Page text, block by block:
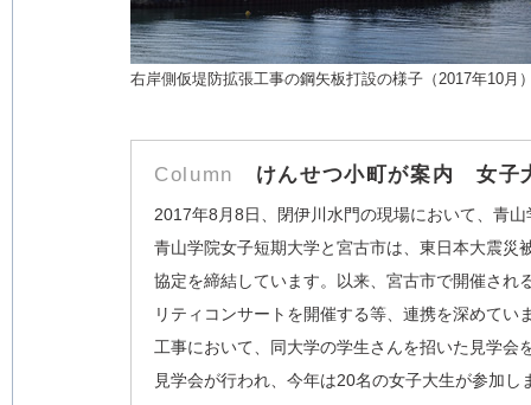
右岸側仮堤防拡張工事の鋼矢板打設の様子（2017年10月
Column けんせつ小町が案内 女子
2017年8月8日、閉伊川水門の現場において、青
青山学院女子短期大学と宮古市は、東日本大震
協定を締結しています。以来、宮古市で開催され
リティコンサートを開催する等、連携を深めて
工事において、同大学の学生さんを招いた見学
見学会が行われ、今年は20名の女子大生が参加し